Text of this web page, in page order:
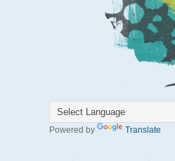
Powered by Translate